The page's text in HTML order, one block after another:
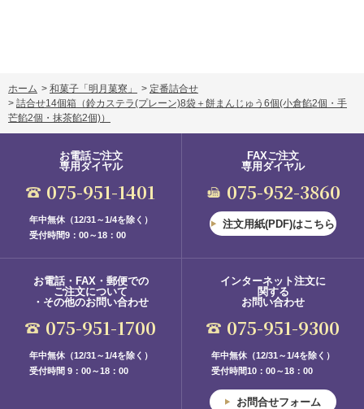
ホーム > 和菓子「明月菓寮」 > 定番詰合せ
> 詰合せ14個箱 （鈴カステラ(プレーン)8袋＋餅まんじゅう6個(小倉餡2個・手
芒餡2個・抹茶餡2個)）
お電話ご注文
専用ダイヤル
075-951-1401
年中無休（12/31～1/4を除く）
受付時間9：00～18：00
FAXご注文
専用ダイヤル
075-952-3860
注文用紙(PDF)はこちら
お電話・FAX・郵便での
ご注文について
・その他のお問い合わせ
075-951-1700
年中無休（12/31～1/4を除く）
受付時間 9：00～18：00
インターネット注文に
関する
お問い合わせ
075-951-9300
年中無休（12/31～1/4を除く）
受付時間10：00～18：00
お問合せフォーム